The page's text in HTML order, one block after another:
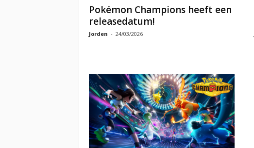
Pokémon Champions heeft een
releasedatum!
Jorden - 24/03/2026